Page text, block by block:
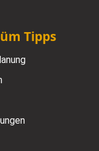
Tipps